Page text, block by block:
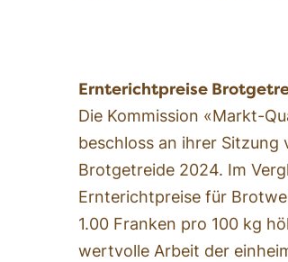
Ernterichtpreise
Die Kommission «Markt-
beschloss an ihrer
Brotgetreide 2024. Im
Ernterichtpreise für
1.00 Franken pro 100 kg
wertvolle Arbeit der